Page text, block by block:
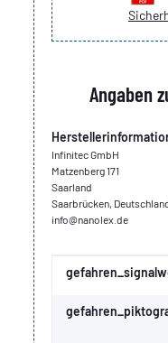
Angaben
Infinitec GmbH
Matzenberg 171
Saarland
Saarbrücken,
info@nanolex.de
Wert